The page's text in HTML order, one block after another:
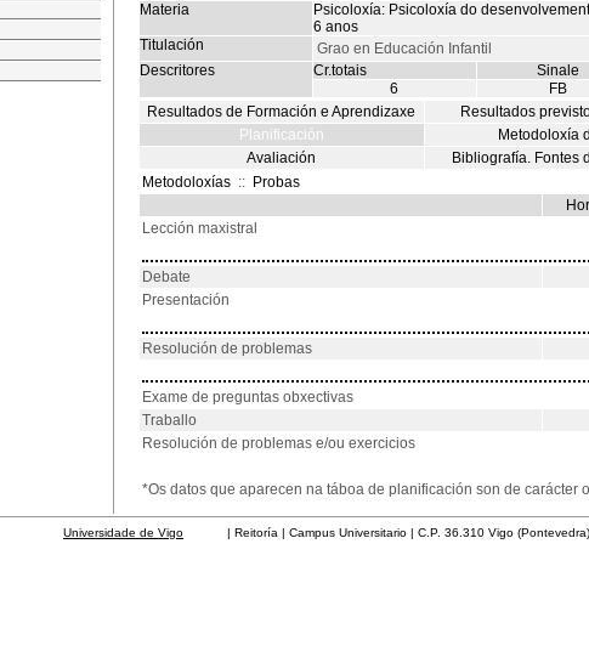
Materia
Psicoloxía: Psicoloxía do
6 anos
Titulación
Grao en Educación Infantil
Descritores
Cr.totais Sinale
6
FB
Resultados de Formación e Aprendizaxe
Resultados
Planificación
Metodoloxía
Avaliación
Bibliografía. Fontes
Metodoloxías:: Probas
Lección maxistral
Debate
Presentación
Resolución de problemas
Exame de preguntas obxectivas
Traballo
Resolución de problemas e/ou exercicios
*Os datos que aparecen na táboa de planificación son de
Universidade de Vigo | Reitoría | Campus Universitario | C.P. 36.310 Vigo (Pontevedra)